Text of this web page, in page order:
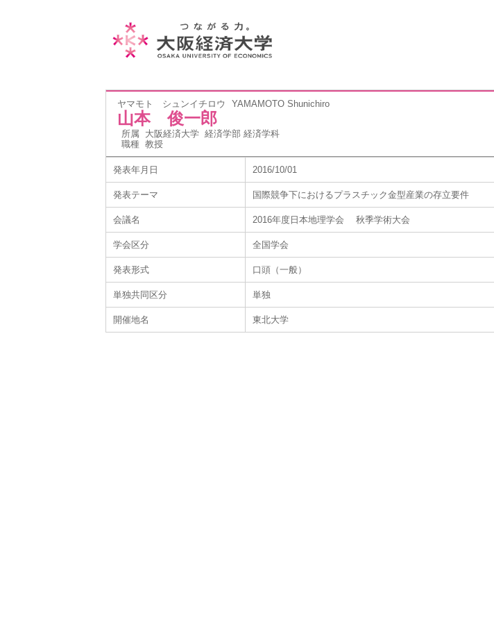
ヤマモト シュンイチロウ YAMAMOTO Shunichiro
山本 俊一郎
所属 大阪経済大学 経済学部 経済学科
職種 教授
発表年月日 2016/10/01
発表テーマ 国際競争下におけるプラスチック金型産業の存立要件
会議名 2016年度日本地理学会 秋季学術大会
学会区分 全国学会
発表形式 口頭（一般）
単独共同区分 単独
開催地名 東北大学